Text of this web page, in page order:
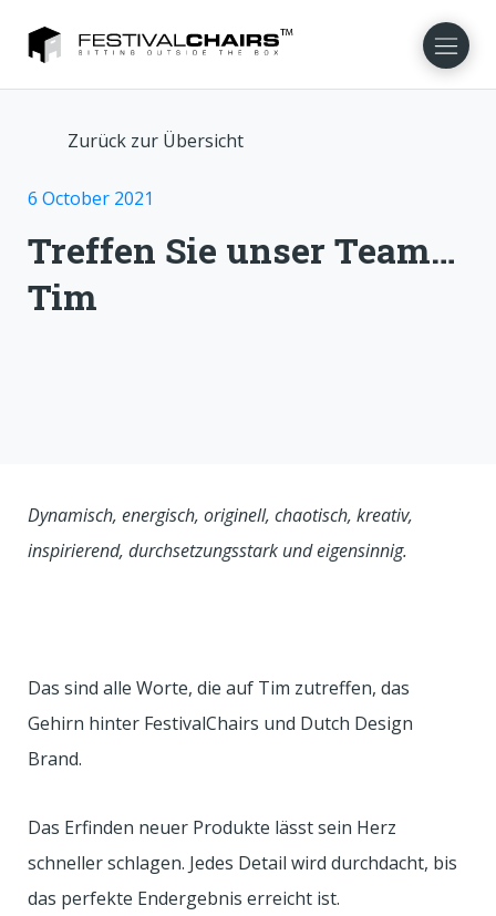
NL EN FR
Zurück zur Übersicht
6 October 2021
Treffen Sie unser Team…
Tim
Dynamisch, energisch, originell, chaotisch, kreativ,
inspirierend, durchsetzungsstark und eigensinnig.
Das sind alle Worte, die auf Tim zutreffen, das
Gehirn hinter FestivalChairs und Dutch Design
Brand.
Das Erfinden neuer Produkte lässt sein Herz
schneller schlagen. Jedes Detail wird durchdacht, bis
das perfekte Endergebnis erreicht ist.